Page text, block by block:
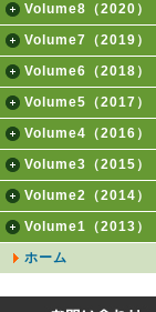
Volume8（2020）
Volume7（2019）
Volume6（2018）
Volume5（2017）
Volume4（2016）
Volume3（2015）
Volume2（2014）
Volume1（2013）
ホーム